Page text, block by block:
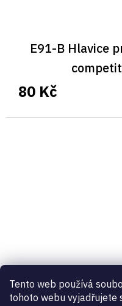
Tento web používá
tohoto webu vyjadřujete
E91-B Hlavice
80 Kč